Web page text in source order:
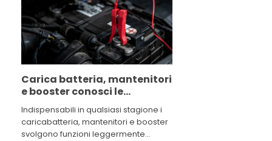
Carica batteria, mantenitori
e booster conosci le
differenze?
Indispensabili in qualsiasi stagione i
caricabatteria, mantenitori e booster
svolgono funzioni leggermente